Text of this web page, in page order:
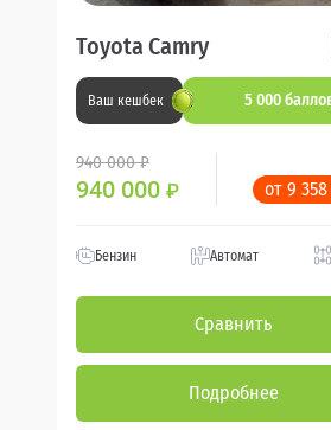
Toyota Camry
Ваш кешбек 5 000
940 000 ₽
940 000 ₽ от 9
Бензин Автомат
Сравнить
Подробнее